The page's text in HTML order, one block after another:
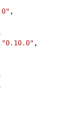
,
"0.10.0" ,